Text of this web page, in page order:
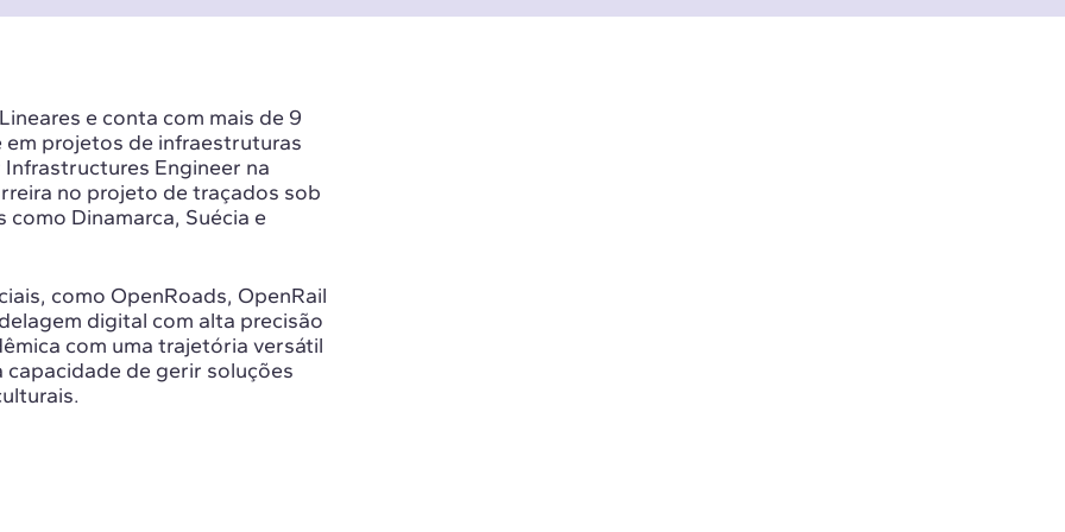
e conta com mais de 9
projetos de infraestruturas
Engineer na
no projeto de traçados sob
Dinamarca, Suécia e
como OpenRoads, OpenRail
digital com alta precisão
com uma trajetória versátil
de gerir soluções